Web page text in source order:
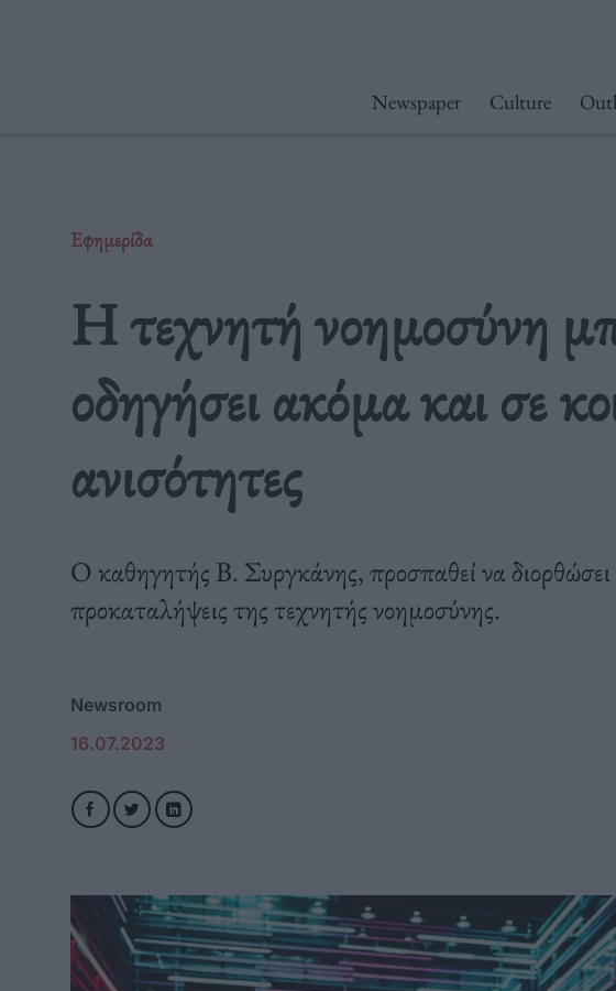
Newspaper Culture
Εφημερίδα
Η τεχνητή νοημοσύνη
οδηγήσει ακόμα και σε
ανισότητες
Ο καθηγητής Β. Συργκάνης, προσπαθεί να
προκαταλήψεις της τεχνητής νοημοσύνης.
Newsroom
16.07.2023